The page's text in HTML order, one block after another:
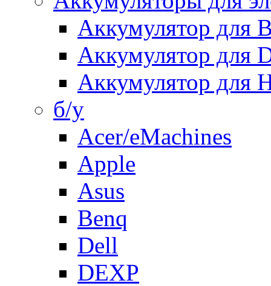
Аккумулятор для
Аккумулятор для
Аккумулятор для
б/у
Acer/eMachines
Apple
Asus
Benq
Dell
DEXP